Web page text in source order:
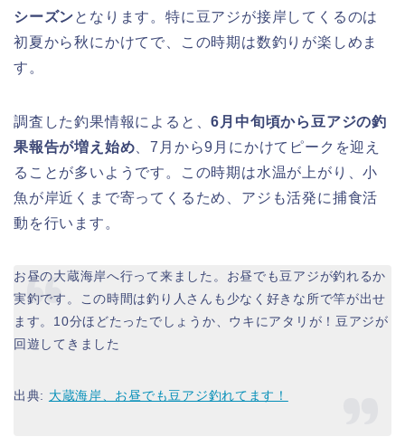
シーズンとなります。特に豆アジが接岸してくるのは
初夏から秋にかけてで、この時期は数釣りが楽しめま
す。
調査した釣果情報によると、6月中旬頃から豆アジの釣
果報告が増え始め 、7月から9月にかけてピークを迎え
ることが多いようです。この時期は水温が上がり、小
魚が岸近くまで寄ってくるため、アジも活発に捕食活
動を行います。
お昼の大蔵海岸へ行って来ました。お昼でも豆アジが釣れるか
実釣です。この時間は釣り人さんも少なく好きな所で竿が出せ
ます。10分ほどたったでしょうか、ウキにアタリが！豆アジが
回遊してきました
出典: 大蔵海岸、お昼でも豆アジ釣れてます！